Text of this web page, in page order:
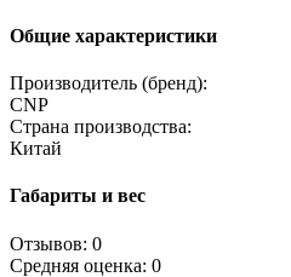
Общие характеристики
Производитель (бренд):
CNP
Страна производства:
Китай
Габариты и вес
Отзывов: 0
Средняя оценка: 0